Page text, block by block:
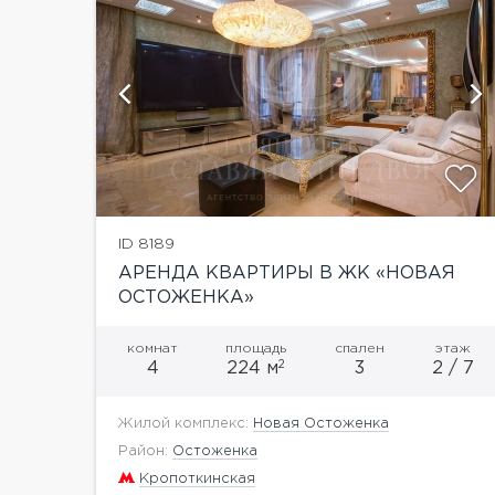
ID 8189
АРЕНДА КВАРТИРЫ В ЖК «НОВАЯ
ОСТОЖЕНКА»
комнат
4
площадь
224 м2
спален
3
этаж
2 / 7
Жилой комплекс: Новая Остоженка
Район: Остоженка
Кропоткинская
показать ещё 13 фотографий